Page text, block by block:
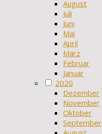
August
Juli
Juni
Mai
April
März
Februar
Januar
2020
Dezember
November
Oktober
September